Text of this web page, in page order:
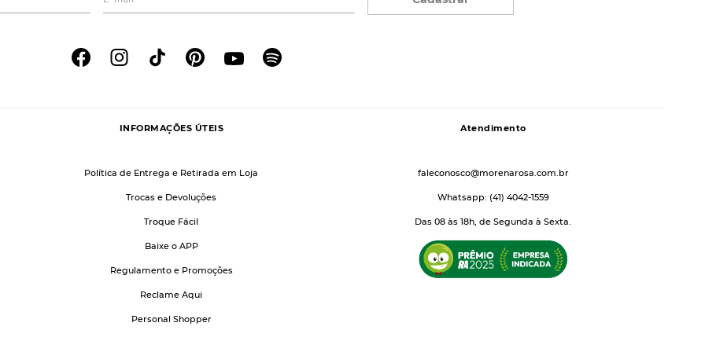
INFORMAÇÕES ÚTEIS
Política de Entrega e Retirada em Loja
Trocas e Devoluções
Troque Fácil
Baixe o APP
Regulamento e Promoções
Reclame Aqui
Personal Shopper
Atendimento
faleconosco@morenarosa.com.br
Whatsapp: (41) 4042-1559
Das 08 às 18h, de Segunda à Sexta.